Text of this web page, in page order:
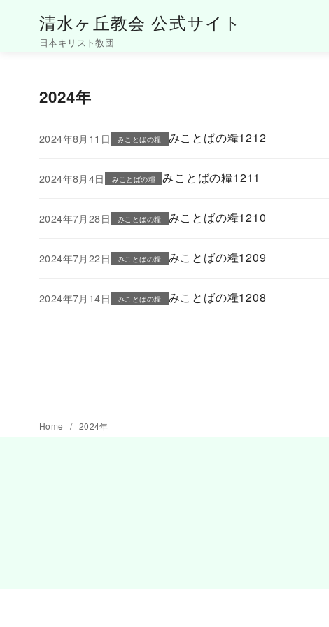
清水ヶ丘教会 公式サイト
日本キリスト教団
2024年
2024年8月11日 みことばの糧 みことばの糧1212
2024年8月4日 みことばの糧 みことばの糧1211
2024年7月28日 みことばの糧 みことばの糧1210
2024年7月22日 みことばの糧 みことばの糧1209
2024年7月14日 みことばの糧 みことばの糧1208
Home 2024年